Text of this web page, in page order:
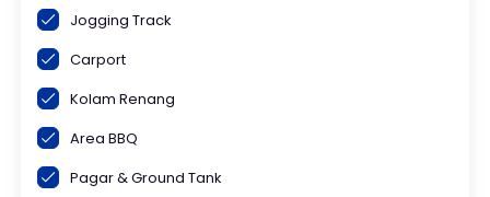
Jogging Track
Carport
Kolam Renang
Area BBQ
Pagar & Ground Tank